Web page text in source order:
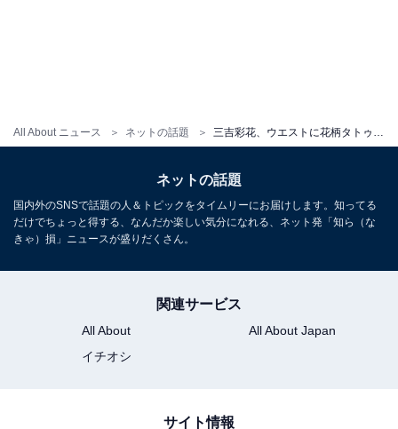
All About ニュース ネットの話題
ネットの話題
国内外のSNSで話題の人＆トピックをタイムリーにお届けします。知ってる
だけでちょっと得する、なんだか楽しい気分になれる、ネット発「知ら（な
きゃ）損」ニュースが盛りだくさん。
関連サービス
All About
All About Japan
イチオシ
サイト情報